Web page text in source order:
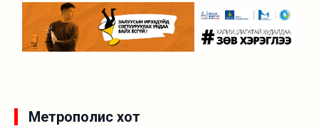
Метрополис хот